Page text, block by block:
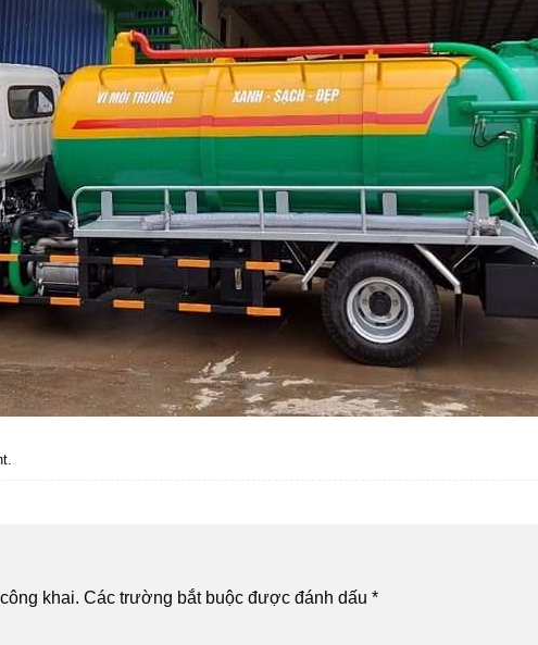
.
khai. Các trường bắt buộc được đánh dấu *